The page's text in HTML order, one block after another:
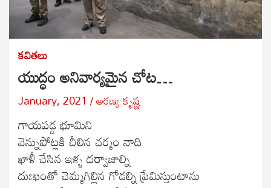
కవితలు
యుద్ధం అనివార్యమైన చోట…
January, 2021 అరణ్య కృష్ణ
గాయపడ్డ భూమిని
వెన్నుపోట్లకి చీలిన చర్మం నాది
ఖాళీ చేసిన ఇళ్ళ దర్వాజాల్ని
దుఃఖంతో చెమ్మగిల్లిన గోడల్ని ప్రేమిస్తుంటాను